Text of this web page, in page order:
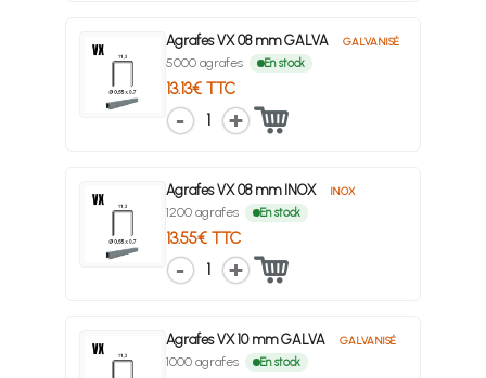
Agrafes VX 08 mm GALVA GALVANISÉ
5000 agrafes En stock
13.13€ TTC
1
Agrafes VX 08 mm INOX INOX
1200 agrafes En stock
13.55€ TTC
1
Agrafes VX 10 mm GALVA GALVANISÉ
1000 agrafes En stock